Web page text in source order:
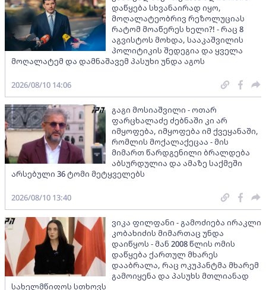
დაწყება სხვანაირად იყო,
მოღალატეობრივ რეზოლუციას
რატომ მოაწერეს ხელი?! - რაც 8
აგვისტოს მოხდა, სააკაშვილის
პოლიტიკის შედეგია და ყველა
მოღალატემ და დამნაშავემ პასუხი უნდა აგოს
2026/08/10 14:06
გაგი მოსიაშვილი - ოთარ
ფარცხალაძე ძებნაში კი არ
იმყოფება, იმყოფება იმ ქვეყანაში,
რომლის მოქალაქეცაა - მის
მიმართ წარდგენილი ბრალდება
აბსურდულია და ამაზე საქმეში
არსებული 36 ტომი მეტყველებს
2026/08/10 13:40
ვიკა ფილფანი - გამოძიება ირაკლი
კობახიძის მიმართაც უნდა
დაიწყოს - მან 2008 წლის ომის
დაწყება ქართულ მხარეს
დააბრალა, რაც ოკუპანტმა მხარემ
გამოიყენა და პასუხს მთლიანად
სახელმწიფოს სთხოვს